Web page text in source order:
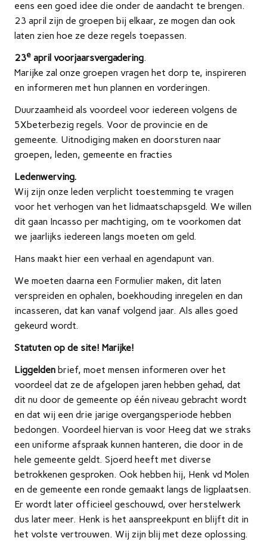
eens een goed idee die onder de aandacht te brengen.
23 april zijn de groepen bij elkaar, ze mogen dan ook
laten zien hoe ze deze regels toepassen.
23e april voorjaarsvergadering.
Marijke zal onze groepen vragen het dorp te, inspireren
en informeren met hun plannen en vorderingen.
Duurzaamheid als voordeel voor iedereen volgens de
5Xbeterbezig regels. Voor de provincie en de
gemeente. Uitnodiging maken en doorsturen naar
groepen, leden, gemeente en fracties
Ledenwerving.
Wij zijn onze leden verplicht toestemming te vragen
voor het verhogen van het lidmaatschapsgeld. We willen
dit gaan Incasso per machtiging, om te voorkomen dat
we jaarlijks iedereen langs moeten om geld.
Hans maakt hier een verhaal en agendapunt van.
We moeten daarna een Formulier maken, dit laten
verspreiden en ophalen, boekhouding inregelen en dan
incasseren, dat kan vanaf volgend jaar. Als alles goed
gekeurd wordt.
Statuten op de site! Marijke!
Liggelden brief, moet mensen informeren over het
voordeel dat ze de afgelopen jaren hebben gehad, dat
dit nu door de gemeente op één niveau gebracht wordt
en dat wij een drie jarige overgangsperiode hebben
bedongen. Voordeel hiervan is voor Heeg dat we straks
een uniforme afspraak kunnen hanteren, die door in de
hele gemeente geldt. Sjoerd heeft met diverse
betrokkenen gesproken. Ook hebben hij, Henk vd Molen
en de gemeente een ronde gemaakt langs de ligplaatsen.
Er wordt later officieel geschouwd, over herstelwerk
dus later meer. Henk is het aanspreekpunt en blijft dit in
het volste vertrouwen. Wij zijn blij met deze oplossing.